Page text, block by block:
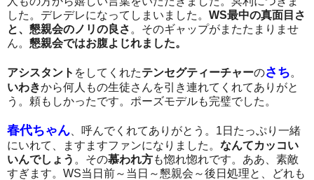
した。デレデレになってしまいました。 WS最中の真面目さ
と、懇親会のノリの良さ 。そのギャップがまたたまりませ
ん。 懇親会ではお腹よじれました。
アシスタント をしてくれたテンセグティーチャーのさち。
いわきから何人もの生徒さんを引き連れてくれてありがと
う。頼もしかったです。ポーズモデルも完璧でした。
春代ちゃん 、呼んでくれてありがとう。1日たっぷり一緒
にいれて、ますますファンになりました。 なんてカッコい
いんでしょう 。その慕われ方も惚れ惚れです。ああ、素敵
すぎます。WS当日前～当日～懇親会～後日処理と、どれも